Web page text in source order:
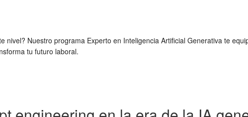
nivel? Nuestro programa Experto en Inteligencia Artificial Generativa te
tu futuro laboral.